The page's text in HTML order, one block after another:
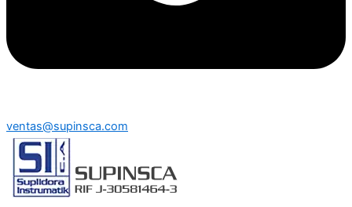
ventas@supinsca.com